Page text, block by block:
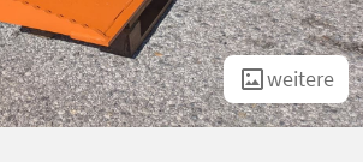
weitere